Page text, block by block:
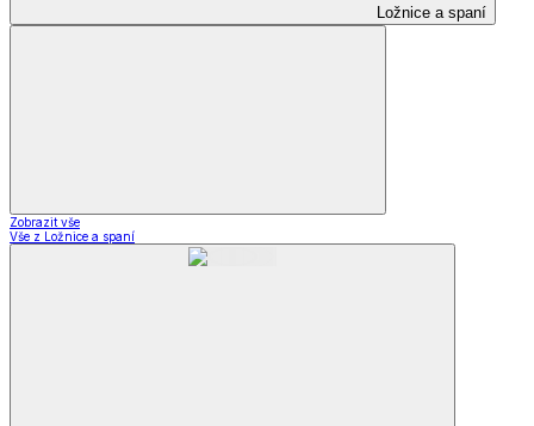
Ložnice a spaní
Zobrazit vše
Vše z Ložnice a spaní